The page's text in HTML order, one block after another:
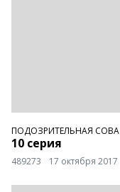
ПОДОЗРИТЕЛЬНАЯ СОВА
10 серия
489273 17 октября 2017